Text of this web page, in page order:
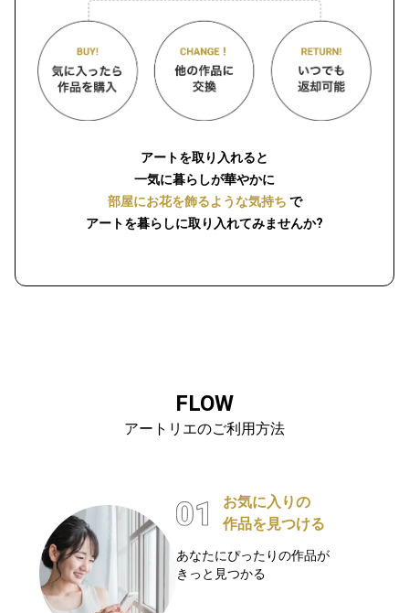
アートを取り入れると
一気に暮らしが華やかに
部屋にお花を飾るような気持ち で
アートを暮らしに取り入れてみませんか?
FLOW
アートリエのご利用方法
お気に入りの
作品を見つける
あなたにぴったりの作品が
きっと見つかる